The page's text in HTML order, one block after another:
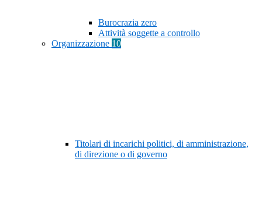
Burocrazia zero
Attività soggette a controllo
Organizzazione 10
Titolari di incarichi politici, di amministrazione,
di direzione o di governo